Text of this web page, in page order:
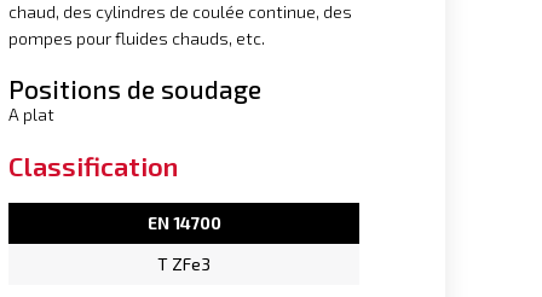
chaud, des cylindres de coulée continue, des
pompes pour fluides chauds, etc.
Positions de soudage
A plat
Classification
EN 14700
T ZFe3